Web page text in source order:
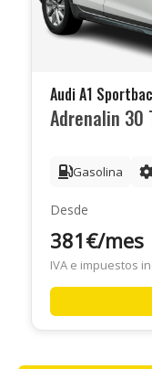
Audi A1
Adrenalin 30
Gasolina
Desde
381€/mes
IVA e impuestos